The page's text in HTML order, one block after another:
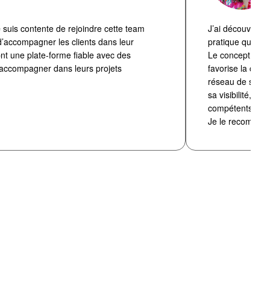
contente de rejoindre cette team
les clients dans leur
une plate-forme fiable avec des
dans leurs projets
J’ai découvert
pratique qui
Le concept de
favorise la
réseau de ses
sa visibilité, et
compétents.
Je le